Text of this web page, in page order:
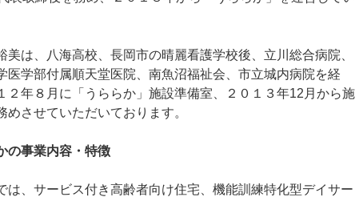
美は、八海高校、長岡市の晴麗看護学校後、立川総合病院、
医学部付属順天堂医院、南魚沼福祉会、市立城内病院を経
２年８月に「うららか」施設準備室、２０１３年12月から施
めさせていただいております。
の事業内容・特徴
は、サービス付き高齢者向け住宅、機能訓練特化型デイサー